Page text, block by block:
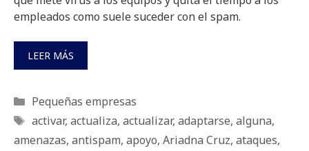
empleados como suele suceder con el spam.
LEER MÁS
Categorías
Pequeñas empresas
Etiquetas
activar, actualiza, actualizar, adaptarse, alguna,
amenazas, antispam, apoyo, Ariadna Cruz, ataques,